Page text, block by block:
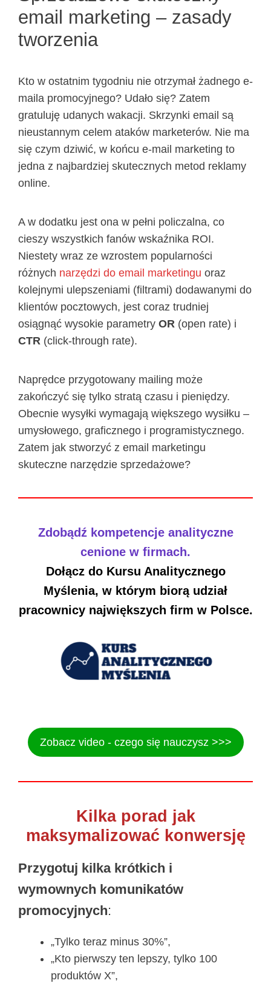
email marketing – zasady
tworzenia
Kto w ostatnim tygodniu nie otrzymał żadnego e-
maila promocyjnego? Udało się? Zatem
gratuluję udanych wakacji. Skrzynki email są
nieustannym celem ataków marketerów. Nie ma
się czym dziwić, w końcu e-mail marketing to
jedna z najbardziej skutecznych metod reklamy
online.
A w dodatku jest ona w pełni policzalna, co
cieszy wszystkich fanów wskaźnika ROI.
Niestety wraz ze wzrostem popularności
różnych narzędzi do email marketingu oraz
kolejnymi ulepszeniami (filtrami) dodawanymi do
klientów pocztowych, jest coraz trudniej
osiągnąć wysokie parametry OR (open rate) i
CTR (click-through rate).
Naprędce przygotowany mailing może
zakończyć się tylko stratą czasu i pieniędzy.
Obecnie wysyłki wymagają większego wysiłku –
umysłowego, graficznego i programistycznego.
Zatem jak stworzyć z email marketingu
skuteczne narzędzie sprzedażowe?
Zdobądź kompetencje analityczne
cenione w firmach.
Dołącz do Kursu Analitycznego
Myślenia, w którym biorą udział
pracownicy największych firm w Polsce.
Zobacz video - czego się nauczysz >>>
Kilka porad jak
maksymalizować konwersję
Przygotuj kilka krótkich i
wymownych komunikatów
promocyjnych:
„Tylko teraz minus 30%”,
„Kto pierwszy ten lepszy, tylko 100
produktów X”,